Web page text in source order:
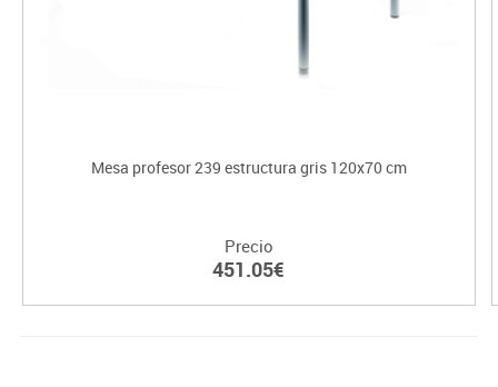
Mesa profesor 239 estructura gris 120x70 cm
Precio
451.05€